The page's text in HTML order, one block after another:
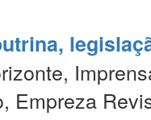
Empreza